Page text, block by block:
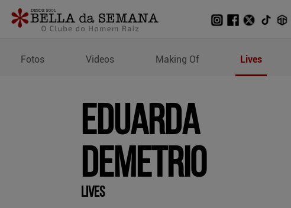
Lives de Eduarda Demetrio
Fotos Videos Making Of Lives
Eduarda
Demetrio
Lives